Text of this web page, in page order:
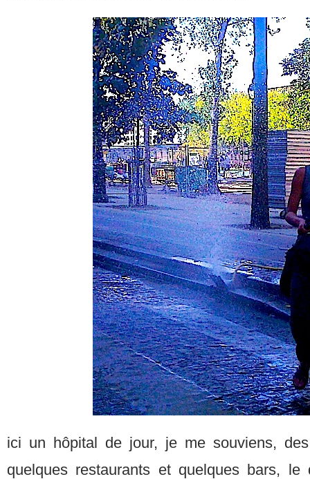
ici un hôpital de jour, je me souviens, des
quelques restaurants et quelques bars,